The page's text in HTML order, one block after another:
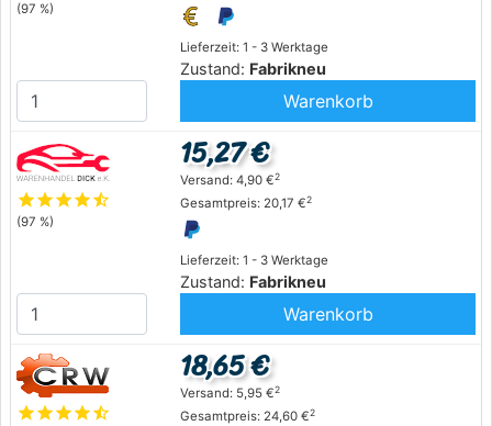
(97 %)
Lieferzeit: 1 - 3 Werktage
Zustand: Fabrikneu
Warenkorb
starstarstarstarstar_half
(97 %)
Lieferzeit: 1 - 3 Werktage
Zustand: Fabrikneu
15,27 €
Versand: 4,90 €2
Gesamtpreis: 20,17 €2
Warenkorb
starstarstarstarstar_half
18,65 €
Versand: 5,95 €2
Gesamtpreis: 24,60 €2